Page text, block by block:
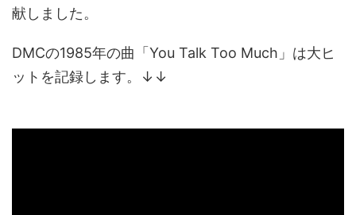
献しました。
DMCの1985年の曲「You Talk Too Much」は大ヒ
ットを記録します。↓↓